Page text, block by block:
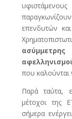
επενδυτών
που καλούνται
Παρά ταύτα,
μέτοχοι της
σήμερα